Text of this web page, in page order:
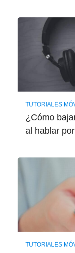
TUTORIALES
¿Cómo
al hablar
TUTORIALES